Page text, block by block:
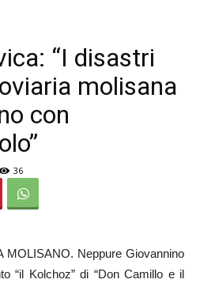
“I disastri
molisana
con
36
MOLISANO. Neppure Giovannino
“il Kolchoz” di “Don Camillo e il